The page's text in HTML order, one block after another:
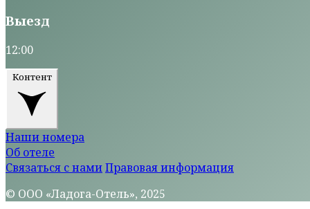
Выезд
12:00
Контент
Наши номера
Об отеле
Связаться с намиПравовая информация
© ООО «Ладога-Отель», 2025